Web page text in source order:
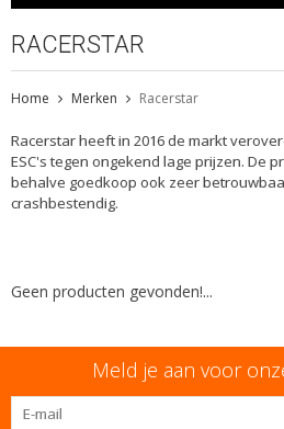
RACERSTAR
Home Merken Racerstar
Racerstar heeft in 2016 de markt
ESC's tegen ongekend lage prijzen. De
behalve goedkoop ook zeer
crashbestendig.
Geen producten gevonden!...
Meld je aan voor